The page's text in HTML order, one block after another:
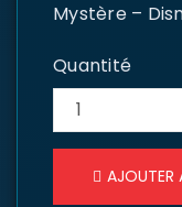
Mystère –
Quantité
AJOUTER